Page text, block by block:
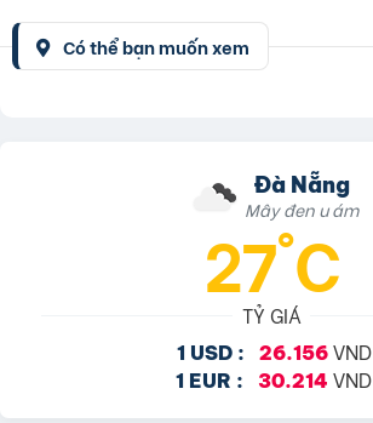
Có thể bạn muốn xem
Đà Nẵng
Mây đen u ám
27°C
TỶ GIÁ
1 USD : 26.156VND
1 EUR : 30.214 VND